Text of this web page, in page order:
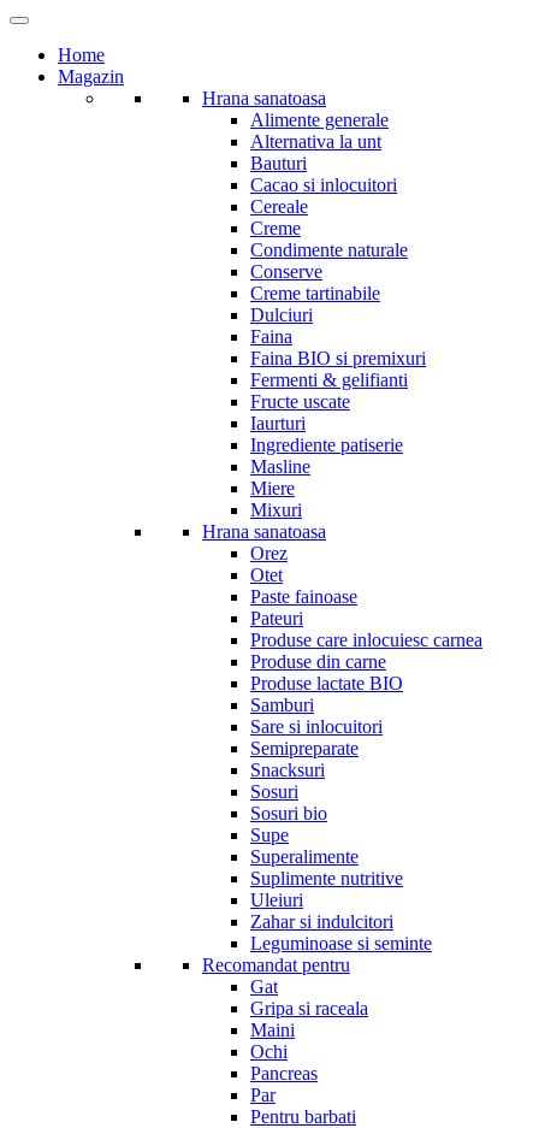
Home
Magazin
Hrana sanatoasa
Alimente generale
Alternativa la unt
Bauturi
Cacao si inlocuitori
Cereale
Creme
Condimente naturale
Conserve
Creme tartinabile
Dulciuri
Faina
Faina BIO si premixuri
Fermenti & gelifianti
Fructe uscate
Iaurturi
Ingrediente patiserie
Masline
Miere
Mixuri
Hrana sanatoasa
Orez
Otet
Paste fainoase
Pateuri
Produse care inlocuiesc carnea
Produse din carne
Produse lactate BIO
Samburi
Sare si inlocuitori
Semipreparate
Snacksuri
Sosuri
Sosuri bio
Supe
Superalimente
Suplimente nutritive
Uleiuri
Zahar si indulcitori
Leguminoase si seminte
Recomandat pentru
Gat
Gripa si raceala
Maini
Ochi
Pancreas
Par
Pentru barbati